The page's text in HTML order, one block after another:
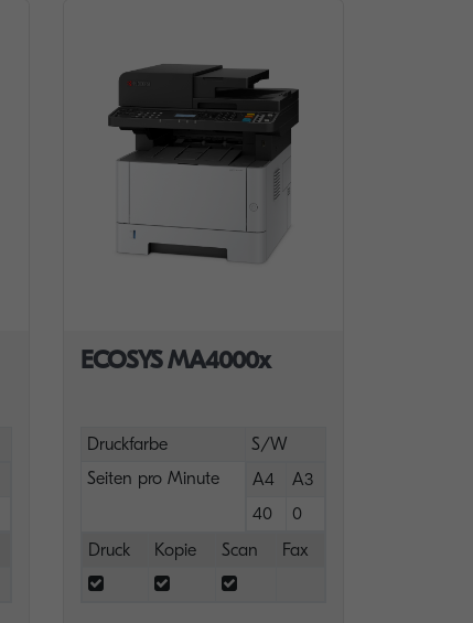
ECOSYS MA4000x
Druckfarbe
S/W
Seiten pro Minute
A4
A3
40
0
Druck
Kopie Scan Fax